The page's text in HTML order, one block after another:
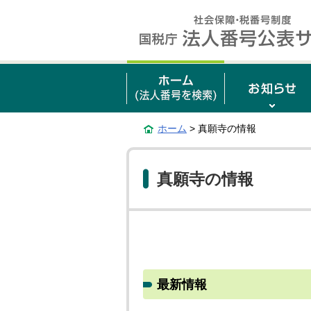
ホーム > 真願寺の情報
真願寺の情報
最新情報